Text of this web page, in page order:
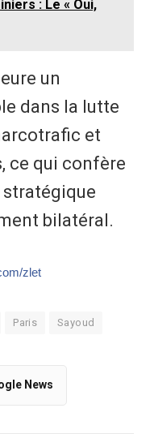
: Le « Oui,
un
dans la lutte
et
ce qui confère
bilatéral.
zlet
Paris Sayoud
News